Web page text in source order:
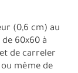
(0,6 cm) au
60x60 à
de carreler
même de